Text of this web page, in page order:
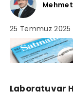
Mehmet
25 Temmuz 2025
Laboratuvar